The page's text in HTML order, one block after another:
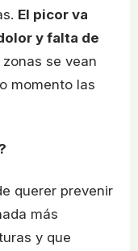
El picor va
y falta de
se vean
momento las
querer prevenir
más
y que